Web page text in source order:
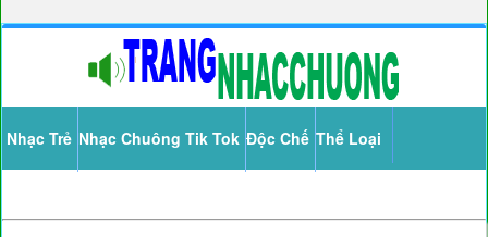
Nhạc Trẻ Nhạc Chuông Tik Tok Độc Chế Thể Loại